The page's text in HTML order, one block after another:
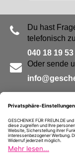
Du hast
telefonisch
040 18 19 53
Oder sende